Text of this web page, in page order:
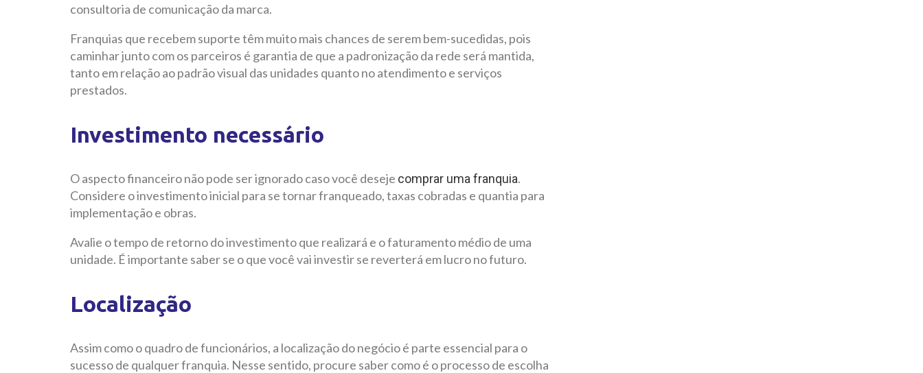
consultoria de comunicação da marca.
Franquias que recebem suporte têm muito mais chances de serem bem-sucedidas, pois
caminhar junto com os parceiros é garantia de que a padronização da rede será mantida,
tanto em relação ao padrão visual das unidades quanto no atendimento e serviços
prestados.
Investimento necessário
O aspecto financeiro não pode ser ignorado caso você deseje comprar uma franquia.
Considere o investimento inicial para se tornar franqueado, taxas cobradas e quantia para
implementação e obras.
Avalie o tempo de retorno do investimento que realizará e o faturamento médio de uma
unidade. É importante saber se o que você vai investir se reverterá em lucro no futuro.
Localização
Assim como o quadro de funcionários, a localização do negócio é parte essencial para o
sucesso de qualquer franquia. Nesse sentido, procure saber como é o processo de escolha